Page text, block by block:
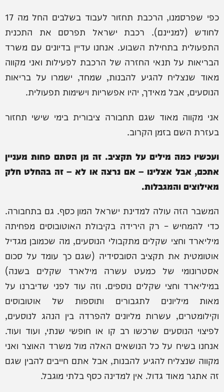
כפי שפרסמנו, הרכבת תחזור לעבוד בשלבים החל מה 17
לחודש (למניינם). רכבת ישראל תפרסם את התכנית
התפעולית בתחילת השבוע. אנחנו עדיין בדיונים עם משרד
הבריאות על תנאי החזרה של הרכבת לפעילות ואני מקווה
מאוד שנצליח להגיע להבנות, שמחד, ישמרו על בריאות
הנוסעים, אבל מאידך, יהיו אפשריות וישימות תפעולית.
אני מקווה מאוד שגם תחבורה ציבורית בימי שישי תחזור
בעזרת השם בזמן הקרוב.
ועכשיו כמה מילים על תקציב. זה מן הסתם פחות מעניין
אתכם, אבל אצלינו – אם נרצה או לא – זה בהחלט חלק
מאילוצים והמגבלות.
המשבר הזה עולה למדינת ישראל המון כסף. גם בתחבורה.
כדי להמחיש – רק הירידה בקיבולת האוטובוסים מפחיתה
מיליארד וחצי שקלים מתקבולי הנוסעים, מה שכמובן מגדיל
אוטומטית את תקציב הסובסידיה (שגם כך עומד על סכום
אסטרונומי של כמעט עשרה מילארד שקלים בשנה)
במיליארד וחצי שקלים נוספים. וזה עוד לפני שדיברנו על
מאות מיליונים לתגבורים ותוספות של אוטובוסים
וקילומטרים, עשרות מליונים להפרדה בין הנהג לנוסעים,
לפיצוי הנוסעים שרכשו רב קו או חופשי שנתי, ועוד ועוד.
אנחנו בשיח על כל הנושאים האלה מול משרד האוצר ואני
מקווה שנצליח להגיע להבנות, אבל אתם חייבים להבין שגם
זה אתגר מאוד גדול. אין למדינה כסף בלתי מוגבל.